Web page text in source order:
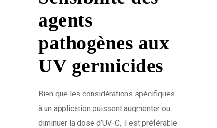
agents
pathogènes aux
UV germicides
Bien que les considérations spécifiques
à un application puissent augmenter ou
diminuer la dose d’UV-C, il est préférable